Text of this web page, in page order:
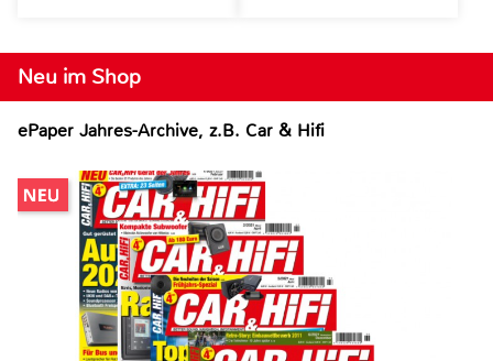
Neu im Shop
ePaper Jahres-Archive, z.B. Car & Hifi